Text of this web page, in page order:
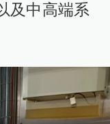
及中高端系